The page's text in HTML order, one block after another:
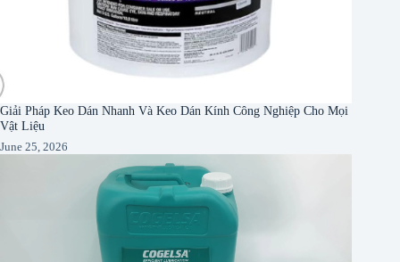
Giải Pháp Keo Dán Nhanh Và Keo Dán Kính Công Nghiệp Cho Mọi
Vật Liệu
June 25, 2026